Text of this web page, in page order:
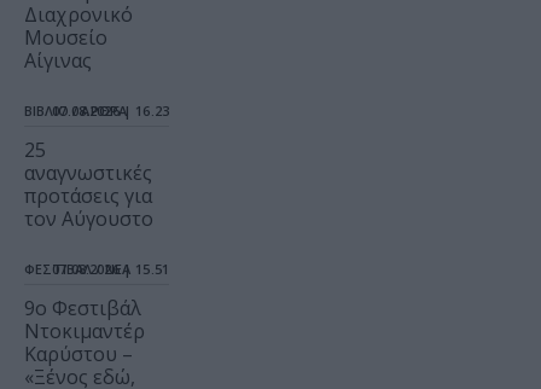
Διαχρονικό
Μουσείο
Αίγινας
ΒΙΒΛΙΟ / ΑΡΘΡΑ
07.08.2026 | 16.23
25
αναγνωστικές
προτάσεις για
τον Αύγουστο
ΦΕΣΤΙΒΑΛ / ΝΕΑ
07.08.2026 | 15.51
9ο Φεστιβάλ
Ντοκιμαντέρ
Καρύστου –
«Ξένος εδώ,